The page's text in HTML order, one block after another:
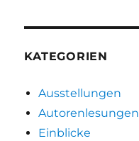
KATEGORIEN
Ausstellungen
Autorenlesungen
Einblicke